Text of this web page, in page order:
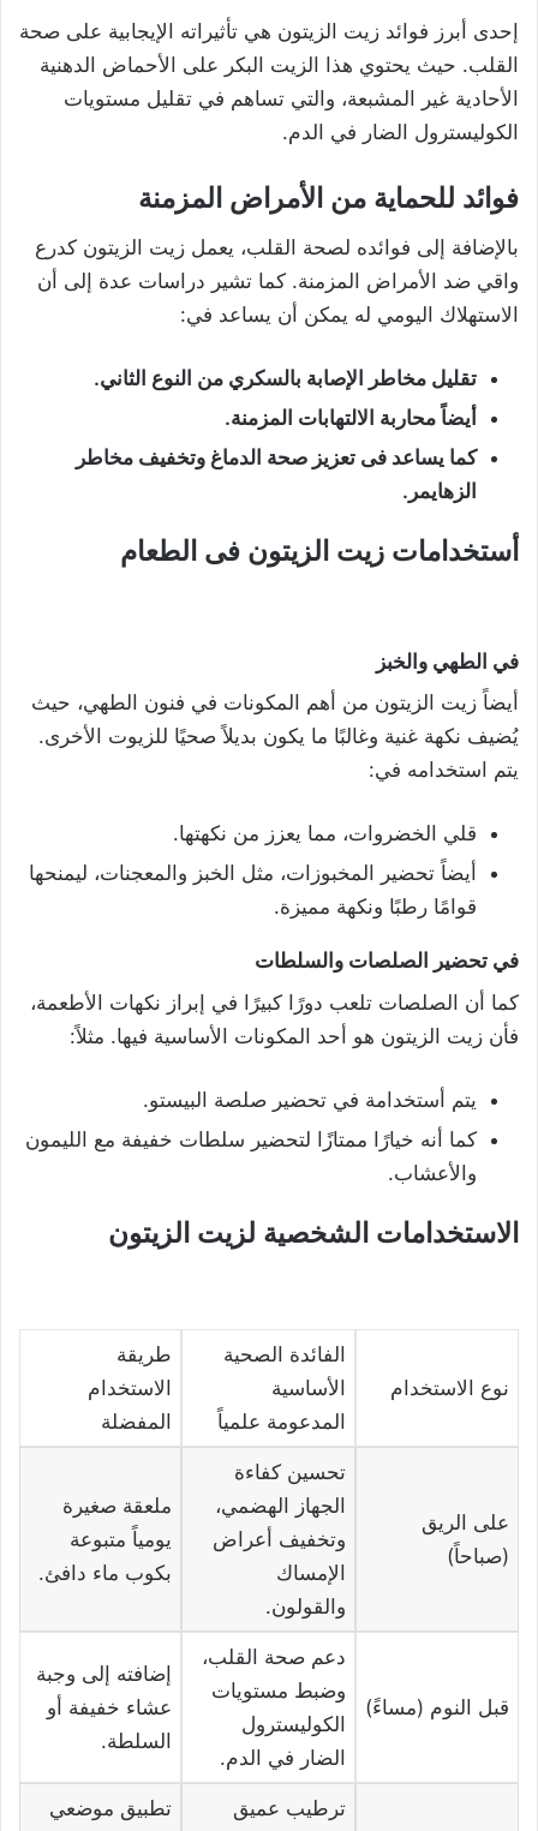
إحدى أبرز فوائد زيت الزيتون هي تأثيراته الإيجابية على صحة
القلب. حيث يحتوي هذا الزيت البكر على الأحماض الدهنية
الأحادية غير المشبعة، والتي تساهم في تقليل مستويات
الكوليسترول الضار في الدم.
فوائد للحماية من الأمراض المزمنة
بالإضافة إلى فوائده لصحة القلب، يعمل زيت الزيتون كدرع
واقي ضد الأمراض المزمنة. كما تشير دراسات عدة إلى أن
الاستهلاك اليومي له يمكن أن يساعد في:
تقليل مخاطر الإصابة بالسكري من النوع الثاني.
أيضاً محاربة الالتهابات المزمنة.
كما يساعد فى تعزيز صحة الدماغ وتخفيف مخاطر
الزهايمر .
أستخدامات زيت الزيتون فى الطعام
في الطهي والخبز
أيضاً زيت الزيتون من أهم المكونات في فنون الطهي، حيث
يُضيف نكهة غنية وغالبًا ما يكون بديلاً صحيًا للزيوت الأخرى.
يتم استخدامه في:
قلي الخضروات، مما يعزز من نكهتها.
أيضاً تحضير المخبوزات، مثل الخبز والمعجنات، ليمنحها
قوامًا رطبًا ونكهة مميزة.
في تحضير الصلصات والسلطات
كما أن الصلصات تلعب دورًا كبيرًا في إبراز نكهات الأطعمة،
فأن زيت الزيتون هو أحد المكونات الأساسية فيها. مثلاً:
يتم أستخدامة في تحضير صلصة البيستو.
كما أنه خيارًا ممتازًا لتحضير سلطات خفيفة مع الليمون
والأعشاب.
الاستخدامات الشخصية لزيت الزيتون
نوع الاستخدام
الفائدة الصحية
الأساسية
المدعومة علمياً
طريقة
الاستخدام
المفضلة
على الريق
(صباحاً)
تحسين كفاءة
الجهاز الهضمي،
وتخفيف أعراض
الإمساك
والقولون.
ملعقة صغيرة
يومياً متبوعة
بكوب ماء دافئ.
قبل النوم (مساءً)
دعم صحة القلب،
وضبط مستويات
الكوليسترول
الضار في الدم.
إضافته إلى وجبة
عشاء خفيفة أو
السلطة.
ترطيب عميق
تطبيق موضعي